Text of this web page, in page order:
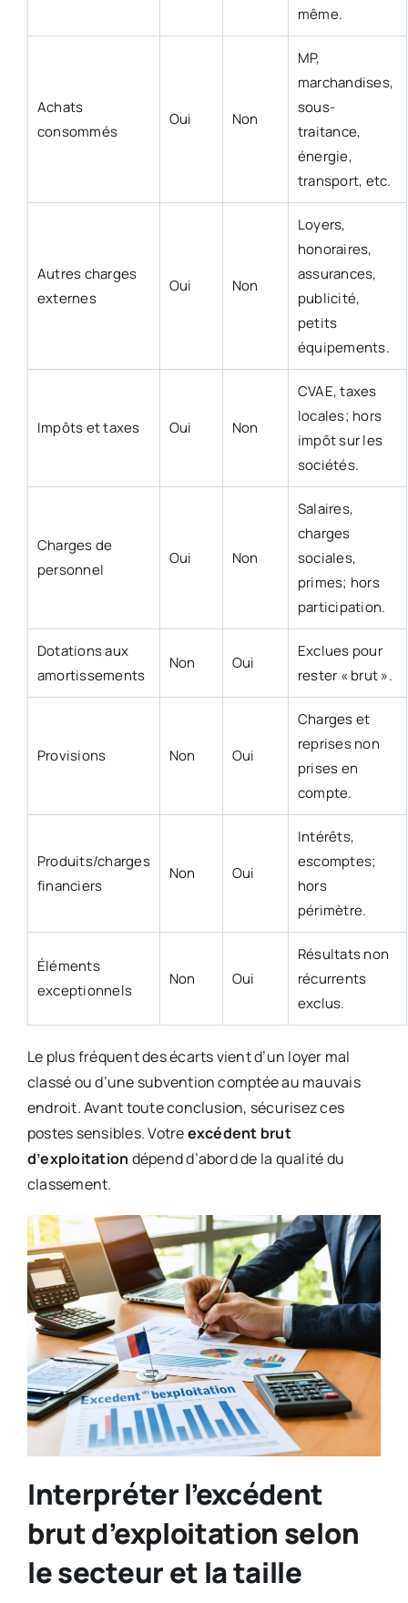
même.
Achats
consommés
Oui Non
MP,
marchandises,
sous-
traitance,
énergie,
transport, etc.
Autres charges
externes
Oui Non
Loyers,
honoraires,
assurances,
publicité,
petits
équipements.
Impôts et taxes Oui Non
CVAE, taxes
locales; hors
impôt sur les
sociétés.
Charges de
personnel
Oui Non
Salaires,
charges
sociales,
primes; hors
participation.
Dotations aux
amortissements
Non Oui
Exclues pour
rester « brut ».
Provisions Non Oui
Charges et
reprises non
prises en
compte.
Produits/charges
financiers
Non Oui
Intérêts,
escomptes;
hors
périmètre.
Éléments
exceptionnels
Non Oui
Résultats non
récurrents
exclus.
Le plus fréquent des écarts vient d’un loyer mal
classé ou d’une subvention comptée au mauvais
endroit. Avant toute conclusion, sécurisez ces
postes sensibles. Votreexcédent brut
d’exploitation dépend d’abord de la qualité du
classement.
Interpréter l’excédent
brut d’exploitation selon
le secteur et la taille